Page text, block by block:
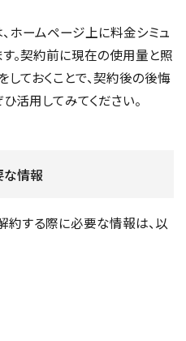
ホームページ上に料金シミュ
。契約前に現在の使用量と照
しておくことで、契約後の後悔
活用してみてください。
情報
する際に必要な情報は、以